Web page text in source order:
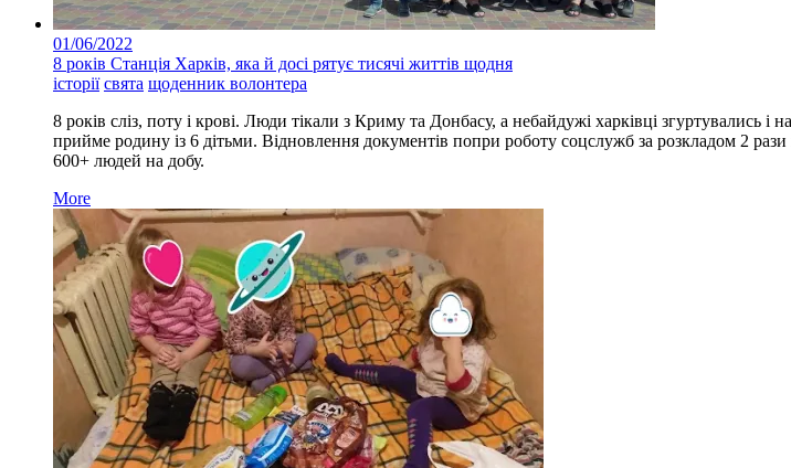
01/06/2022
8 років Станція Харків, яка й досі рятує тисячі життів щодня
історії свята щоденник волонтера
8 років сліз, поту і крові. Люди тікали з Криму та Донбасу, а небайдужі харківці
прийме родину із 6 дітьми. Відновлення документів попри роботу соцслужб за розкладом 2
600+ людей на добу.
More